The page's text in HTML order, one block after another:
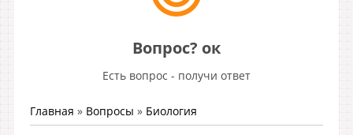
Вопрос? ок
Есть вопрос - получи ответ
Главная » Вопросы » Биология